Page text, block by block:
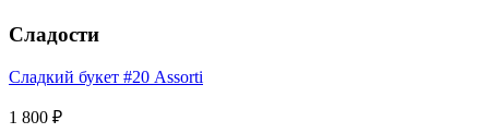
Сладости
Сладкий букет #20 Assorti
1 800 ₽